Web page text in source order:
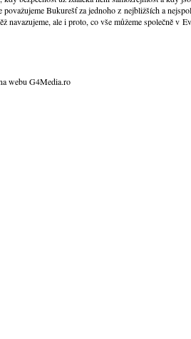
považujeme Bukurešť za jednoho z nejbližších a
navazujeme, ale i proto, co vše můžeme společně v
webu G4Media.ro